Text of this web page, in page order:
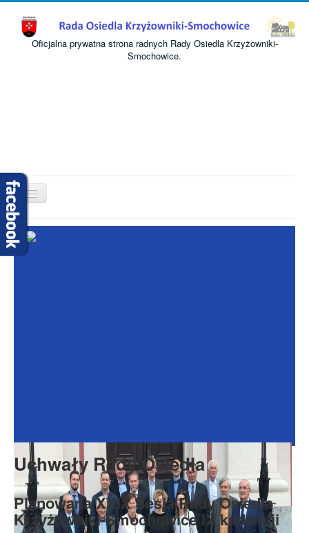
Oficjalna prywatna strona radnych Rady Osiedla Krzyżowniki-
Smochowice.
Przełącz
nawigację
Start
O nas
Rada Seniorów
Uchwały Rady Osiedla
Planowana XXIX Sesja Rady Osiedla
Krzyżowniki-Smochowice IX kadencji